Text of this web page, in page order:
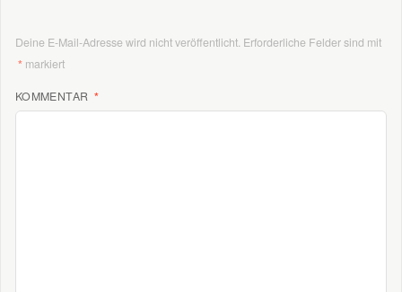
Deine E-Mail-Adresse wird nicht veröffentlicht. Erforderliche Felder sind mit
* markiert
KOMMENTAR *